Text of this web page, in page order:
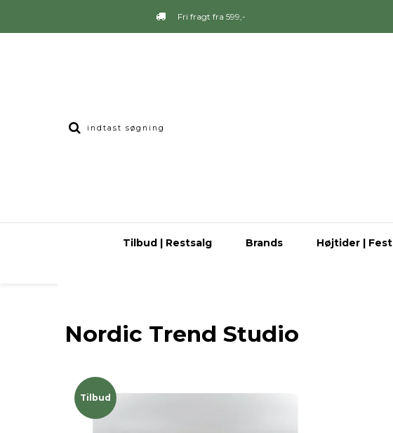
Fri fragt fra 599,-
Tilbud | Restsalg Brands Højtider | Fest
Nordic Trend Studio
Tilbud